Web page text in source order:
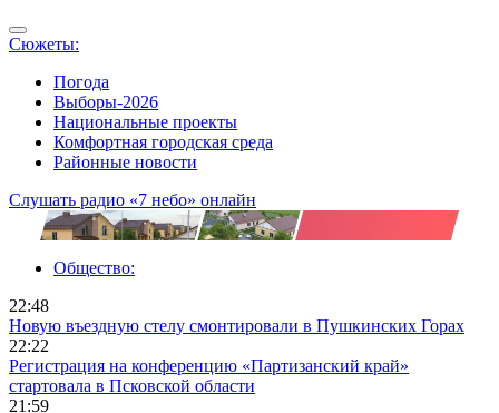
Сюжеты:
Погода
Выборы-2026
Национальные проекты
Комфортная городская среда
Районные новости
Слушать радио «7 небо» онлайн
Общество:
22:48
Новую въездную стелу смонтировали в Пушкинских Горах
22:22
Регистрация на конференцию «Партизанский край»
стартовала в Псковской области
21:59